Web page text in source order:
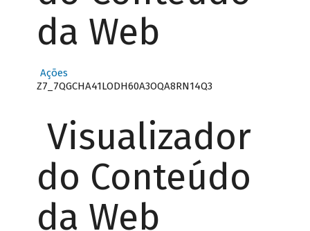
da Web
Ações
Z7_7QGCHA41LODH60A3OQA8RN14Q3
Visualizador
do Conteúdo
da Web